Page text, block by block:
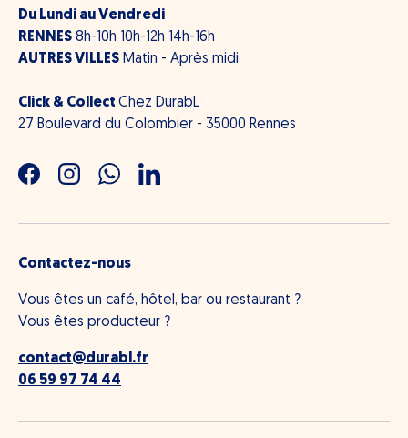
Du Lundi au Vendredi
RENNES 8h-10h 10h-12h 14h-16h
AUTRES VILLES Matin - Après midi
Click & Collect Chez DurabL
27 Boulevard du Colombier - 35000 Rennes
FacebookInstagramWhatsAppLinkedIn
Contactez-nous
Vous êtes un café, hôtel, bar ou restaurant ?
Vous êtes producteur ?
contact@durabl.fr
06 59 97 74 44